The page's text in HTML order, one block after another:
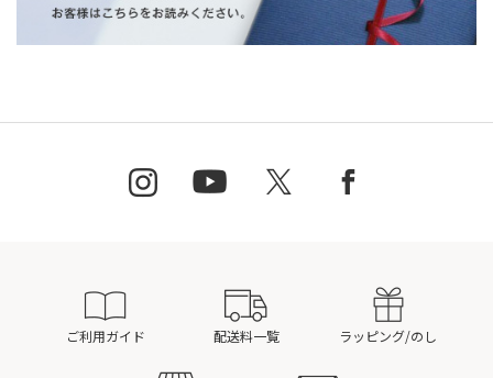
ご利用ガイド 配送料一覧 ラッピング/のし